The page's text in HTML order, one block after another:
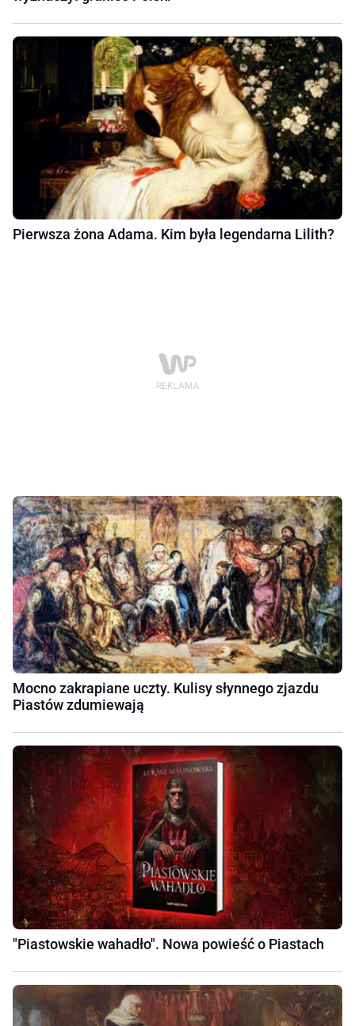
Pierwsza żona Adama. Kim była legendarna Lilith?
Mocno zakrapiane uczty. Kulisy słynnego zjazdu
Piastów zdumiewają
"Piastowskie wahadło". Nowa powieść o Piastach